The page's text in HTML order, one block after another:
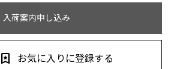
入荷案内申し込み
お気に入りに登録する